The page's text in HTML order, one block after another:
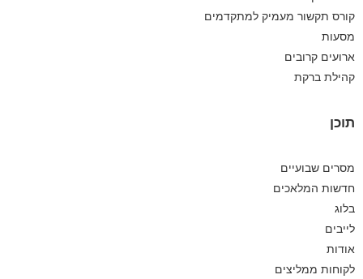
קורס תקשור מעמיק למתקדמים
מסעות
ארועים קרובים
קהילת ברקת
תוכן
מסרים שבועיים
חדשות המלאכים
בלוג
לייבים
אודות
לקוחות ממליצים